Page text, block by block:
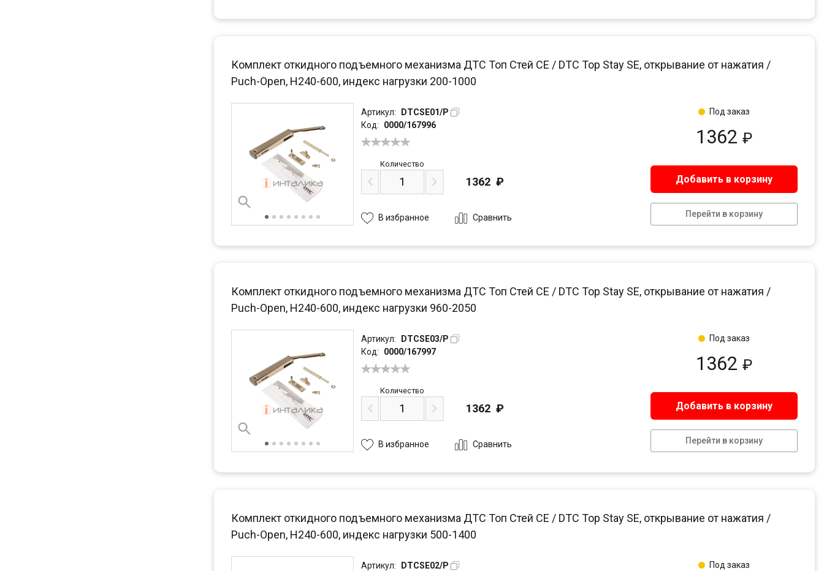
Комплект откидного подъемного механизма ДТС Топ Стей СЕ / DTC Top Stay SE, открывание от нажатия /
Puch-Open, H240-600, индекс нагрузки 200-1000
Артикул:
DTCSE01/P
Код:
0000/167996
1362 ₽
Количество
1362 ₽ Добавить в корзину
Перейти в корзину
В избранное Сравнить
Под заказ
Комплект откидного подъемного механизма ДТС Топ Стей СЕ / DTC Top Stay SE, открывание от нажатия /
Puch-Open, H240-600, индекс нагрузки 960-2050
Артикул:
DTCSE03/P
Код:
0000/167997
1362 ₽
Количество
1362 ₽ Добавить в корзину
Перейти в корзину
В избранное Сравнить
Под заказ
Комплект откидного подъемного механизма ДТС Топ Стей СЕ / DTC Top Stay SE, открывание от нажатия /
Puch-Open, H240-600, индекс нагрузки 500-1400
Артикул:
DTCSE02/P
Под заказ